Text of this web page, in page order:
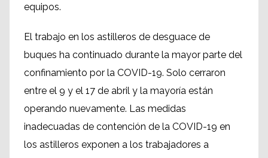
equipos.
El trabajo en los astilleros de desguace de
buques ha continuado durante la mayor parte del
confinamiento por la COVID-19. Solo cerraron
entre el 9 y el 17 de abril y la mayoría están
operando nuevamente. Las medidas
inadecuadas de contención de la COVID-19 en
los astilleros exponen a los trabajadores a